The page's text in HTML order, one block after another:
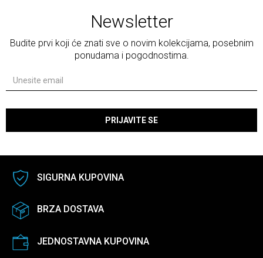
Newsletter
Budite prvi koji će znati sve o novim kolekcijama, posebnim
ponudama i pogodnostima.
PRIJAVITE SE
SIGURNA KUPOVINA
BRZA DOSTAVA
JEDNOSTAVNA KUPOVINA